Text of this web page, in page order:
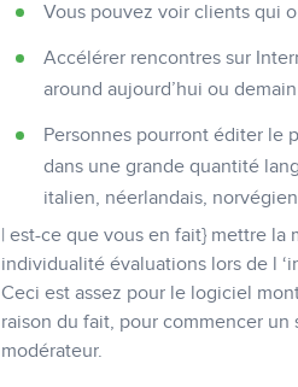
Vous pouvez voir clients qui
Accélérer rencontres sur
around aujourd’hui ou
Personnes pourront éditer le
dans une grande quantité
italien, néerlandais,
| est-ce que vous en fait} mettre la
individualité évaluations lors de l
Ceci est assez pour le logiciel
raison du fait, pour commencer
modérateur.